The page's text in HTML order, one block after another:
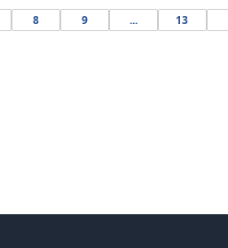
8 9 ... 13